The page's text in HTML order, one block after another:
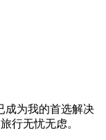
成为我的首选解决
行无忧无虑。